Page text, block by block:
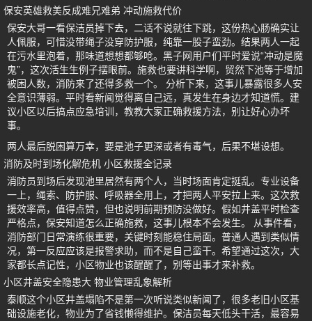
保安英雄救美反成难兄难弟 冲动施救代价
保安大哥一看保洁员掉下去，二话不说就往下跳，这份热心肠确实让
人佩服，可惜没带绳子没穿防护服，纯靠一股子蛮劲。结果两人一起
在污水里泡着，那味道想想都够呛。黑子网用户们平时爱说“冲动是魔
鬼”，这次活生生例子摆眼前。施救也要讲科学啊，贸然下池等于增加
被困人数，消防来了还得多救一个。 分析下来，这事儿暴露很多人安
全意识薄弱。平时看新闻觉得离自己远，真发生在身边才知道慌。建
议小区以后搞点应急培训，教教大家正确救援方法，别让好心办坏
事。
两人最后脱困算万幸，要是池子更深或者有毒气，后果不堪设想。
消防及时到场化解危机 小区救援全记录
消防员到场后发现池里居然有两个人，当时场面肯定挺乱。专业设备
一上，绳索、防护服、呼吸器全用上，才把两人平安拉上来。这次救
援效率高，值得点赞，但也说明前期预防没做好。假如井盖平时检查
严格点，保安知道怎么正确施救，这事儿根本不会发生。 从事件看，
消防部门日常演练很重要，关键时刻能稳住局面。普通人遇到类似情
况，第一反应应该是报警求助，而不是自己蛮干。希望通过这次，大
家都长点记性，小区物业也该醒醒了，别等出事才来补救。
小区井盖安全隐患大 物业管理乱象解析
泰顺这个小区井盖塌陷不是第一次听说类似新闻了，很多老旧小区基
础设施老化，物业为了省钱懒得维护。保洁员每天低头干活，最容易